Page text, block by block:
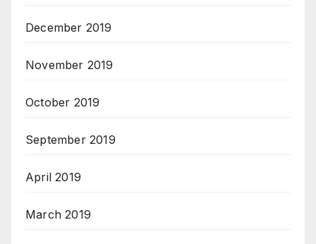
December 2019
November 2019
October 2019
September 2019
April 2019
March 2019